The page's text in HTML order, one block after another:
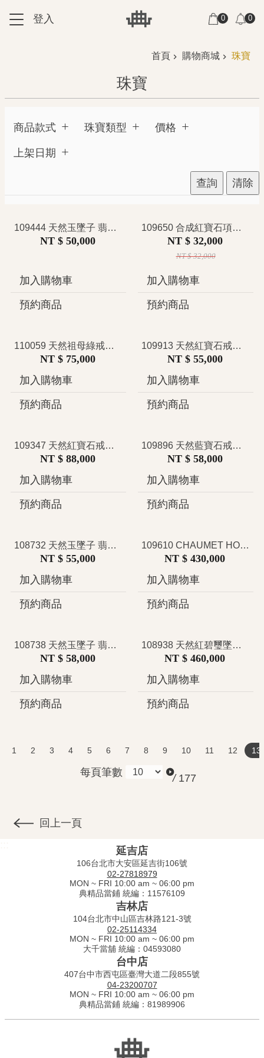
跳到主要內容區塊
::: 登入 0 0
首頁 購物商城 珠寶
珠寶
商品款式 珠寶類型 價格
上架日期
查詢 清除
109444 天然玉墜子 翡翠墜子 冰種 湖水藍綠色 豆莢造型 清瑩柔和 貴氣秀雅 澎潤飽滿 東方美學 吉祥 福氣
NT $ 50,000
加入購物車
預約商品
109650 合成紅寶石項鍊 天然鑽石共 0.69克拉 艷麗薔薇粉 宮廷卷草鑲嵌設計 奢華浪漫 華麗璀璨 名媛宴會風 亮眼吸睛 特價
NT $ 32,000
NT $ 32,000
加入購物車
預約商品
110059 天然祖母綠戒指 3.57克拉 Minor 哥倫比亞 摩登幾何三石戒設計 清透湖綠 沁涼冰晶感 簡約中性 俐落高級
NT $ 75,000
加入購物車
預約商品
109913 天然紅寶石戒指 無燒 1.13克拉 莫三比克 瑰麗胭脂紅 經典三石戒設計 浪漫寓意 過去現在未來 永恆祝福 簡約奢華
NT $ 55,000
加入購物車
預約商品
109347 天然紅寶石戒指 0.66克拉 緬甸 有燒 日證 嬌艷紅調 花型圍鑲設計 戒圍內側鑲小鑽 經典璀璨 復古優雅 閃耀奢華
NT $ 88,000
加入購物車
預約商品
109896 天然藍寶石戒指 有燒 雙層豪華群鑲設計 璀璨耀眼 奢華典雅 高貴大氣 優雅知性 溫莎王室風
NT $ 58,000
加入購物車
預約商品
108732 天然玉墜子 翡翠墜子 葫蘆造型 溫潤飽滿 福祿 祥瑞 東方美學 吉祥 平安 守護 護身符
NT $ 55,000
加入購物車
預約商品
109610 CHAUMET HORTENSIA系列 天然蛋白石耳環 繡球花系列 頂級工藝多層鑲嵌設計 律動花影 法式珠寶首選
NT $ 430,000
加入購物車
預約商品
108738 天然玉墜子 翡翠墜子 翠潤欲滴 靈猴獻壽造型 猴子 壽桃 東方美學 福氣 吉祥 平安 守護 護身符
NT $ 58,000
加入購物車
預約商品
108938 天然紅碧璽墜子 21.24克拉 璀璨絢麗 大克拉 吸睛款 鏤空花型墜檯設計 華麗宴會款
NT $ 460,000
加入購物車
預約商品
1 2 3 4 5 6 7 8 9 10 11 12 13
每頁筆數 / 177
回上一頁
延吉店
106台北市大安區延吉街106號
02-27818979
MON ~ FRI 10:00 am ~ 06:00 pm
典精品當鋪 統編：11576109
吉林店
104台北市中山區吉林路121-3號
02-25114334
MON ~ FRI 10:00 am ~ 06:00 pm
大千當舖 統編：04593080
台中店
407台中市西屯區臺灣大道二段855號
04-23200707
MON ~ FRI 10:00 am ~ 06:00 pm
典精品當鋪 統編：81989906